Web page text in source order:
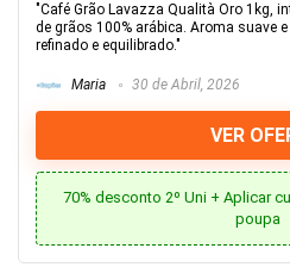
"Café Grão Lavazza Qualità Oro 1kg,
de grãos 100% arábica. Aroma suave
refinado e equilibrado."
Maria 30 de Abril, 2026
VER
70% desconto 2º Uni + Aplicar
poupa